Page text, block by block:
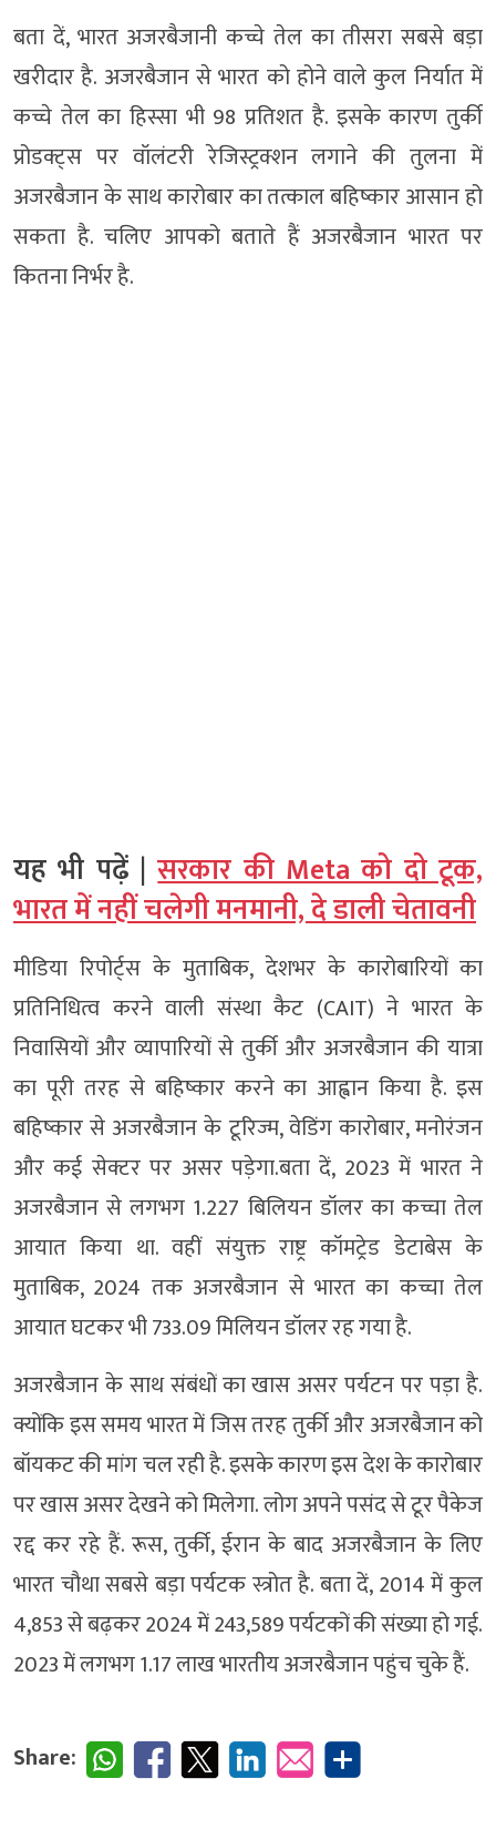
बता दें, भारत अजरबैजानी कच्चे तेल का तीसरा सबसे बड़ा
खरीदार है. अजरबैजान से भारत को होने वाले कुल निर्यात में
कच्चे तेल का हिस्सा भी 98 प्रतिशत है. इसके कारण तुर्की
प्रोडक्ट्स पर वॉलंटरी रेजिस्ट्रक्शन लगाने की तुलना में
अजरबैजान के साथ कारोबार का तत्काल बहिष्कार आसान हो
सकता है. चलिए आपको बताते हैं अजरबैजान भारत पर
कितना निर्भर है.
यह भी पढ़ें |सरकार की Meta को दो टूक,
भारत में नहीं चलेगी मनमानी, दे डाली चेतावनी
मीडिया रिपोर्ट्स के मुताबिक, देशभर के कारोबारियों का
प्रतिनिधित्व करने वाली संस्था कैट (CAIT) ने भारत के
निवासियों और व्यापारियों से तुर्की और अजरबैजान की यात्रा
का पूरी तरह से बहिष्कार करने का आह्वान किया है. इस
बहिष्कार से अजरबैजान के टूरिज्म, वेडिंग कारोबार, मनोरंजन
और कई सेक्टर पर असर पड़ेगा.बता दें, 2023 में भारत ने
अजरबैजान से लगभग 1.227 बिलियन डॉलर का कच्चा तेल
आयात किया था. वहीं संयुक्त राष्ट्र कॉमट्रेड डेटाबेस के
मुताबिक, 2024 तक अजरबैजान से भारत का कच्चा तेल
आयात घटकर भी 733.09 मिलियन डॉलर रह गया है.
अजरबैजान के साथ संबंधों का खास असर पर्यटन पर पड़ा है.
क्योंकि इस समय भारत में जिस तरह तुर्की और अजरबैजान को
बॉयकट की मांग चल रही है. इसके कारण इस देश के कारोबार
पर खास असर देखने को मिलेगा. लोग अपने पसंद से टूर पैकेज
रद्द कर रहे हैं. रूस, तुर्की, ईरान के बाद अजरबैजान के लिए
भारत चौथा सबसे बड़ा पर्यटक स्त्रोत है. बता दें, 2014 में कुल
4,853 से बढ़कर 2024 में 243,589 पर्यटकों की संख्या हो गई.
2023 में लगभग 1.17 लाख भारतीय अजरबैजान पहुंच चुके हैं.
Share: